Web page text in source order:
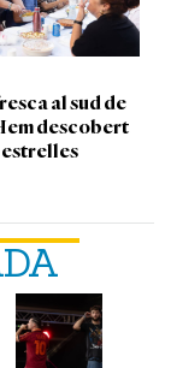
al sud de
descobert